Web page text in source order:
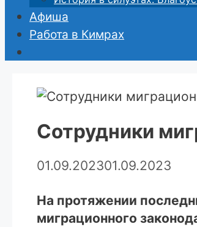
Афиша
Работа в Кимрах
Сотрудники
01.09.202301.09.2023
На протяжении
миграционного